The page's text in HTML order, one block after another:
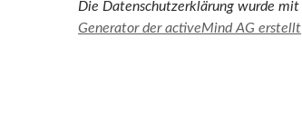
Die Datenschutzerklärung wurde mit
Generator der activeMind AG erstellt